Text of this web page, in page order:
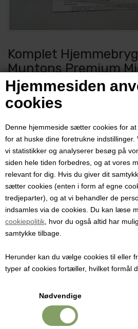
Hjemmesiden
cookies
Denne hjemmeside sætter cookies for
for at huske dine foretrukne
vi statistikker og analyserer besøg på
siden hele tiden forbedres, og at vores
relevant for dig. Hvis du giver dit
sætter cookies (enten i form af egne
tredjeparter), og at vi behandler de
indsamles via de cookies. Du kan læse
cookiepolitik , hvor du også altid har
samtykke tilbage.
Herunder kan du vælge cookies til eller
typer af cookies fortæller, hvilket formål
Nødvendige
Komplet
Muntons Premium
Beer
Varenummer:
Komplet ølbryggersæt til 23 liter Muntons
Beer.
Nemt og hurtigt. Lav dig eget øl med
Pris ved 1 stk.
490,00DKK
Komplet ølbryggersæt til 23 liter Muntons
Sættet består af:
1 stk 30 liters gæringsspand med låg,
1 stk Oeschlevægt